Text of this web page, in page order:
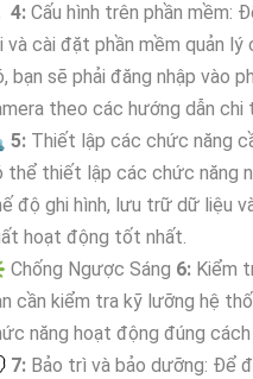
4: Cấu hình trên phần mềm:
và cài đặt phần mềm quản lý
bạn sẽ phải đăng nhập vào
theo các hướng dẫn chi
5: Thiết lập các chức năng
thể thiết lập các chức năng
độ ghi hình, lưu trữ dữ liệu
hoạt động tốt nhất.
Ngược Sáng 6: Kiểm
cần kiểm tra kỹ lưỡng hệ
năng hoạt động đúng
7: Bảo trì và bảo dưỡng: Để